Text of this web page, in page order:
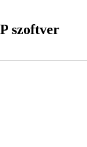
szoftver